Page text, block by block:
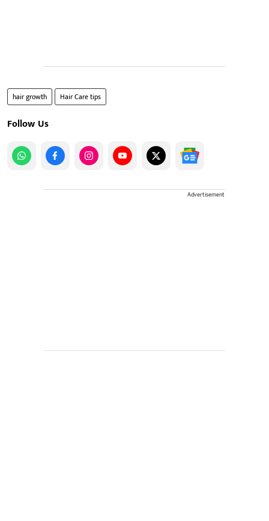
hair growth Hair Care tips
Follow Us
Advertisement